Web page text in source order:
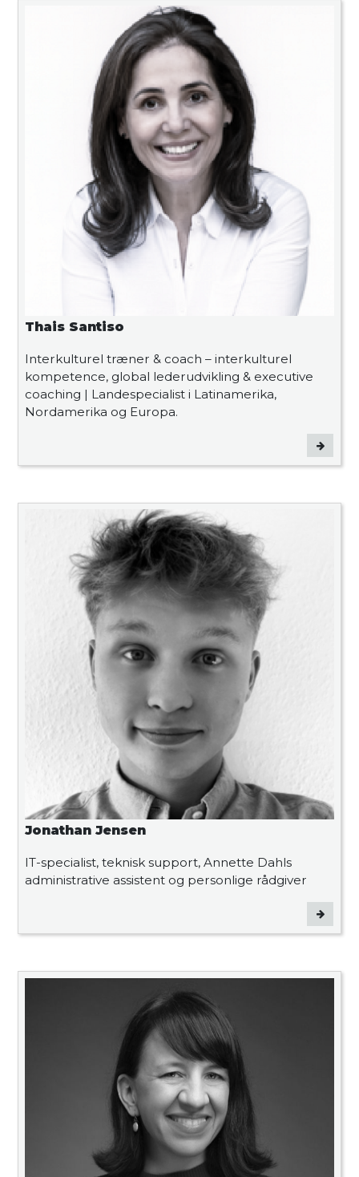
Thais Santiso
Interkulturel træner & coach – interkulturel
kompetence, global lederudvikling & executive
coaching | Landespecialist i Latinamerika,
Nordamerika og Europa.
Jonathan Jensen
IT-specialist, teknisk support, Annette Dahls
administrative assistent og personlige rådgiver